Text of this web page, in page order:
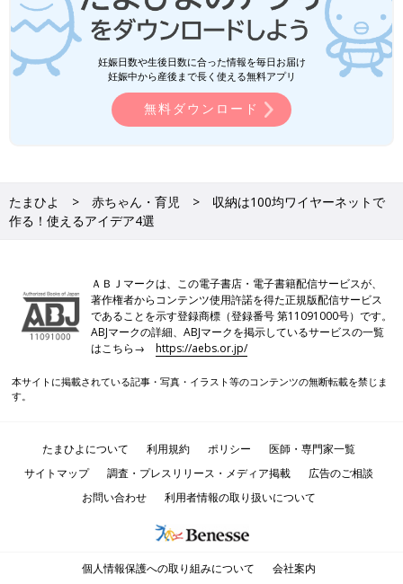
妊娠日数や生後日数に合った情報を毎日お届け
妊娠中から産後まで長く使える無料アプリ
無料ダウンロード
たまひよ 赤ちゃん・育児
収納は100均ワイヤーネットで
作る！使えるアイデア4選
ＡＢＪマークは、この電子書店・電子書籍配信サービスが、
著作権者からコンテンツ使用許諾を得た正規版配信サービス
であることを示す登録商標（登録番号 第11091000号）です。
ABJマークの詳細、ABJマークを掲示しているサービスの一覧
はこちら→https://aebs.or.jp/
本サイトに掲載されている記事・写真・イラスト等のコンテンツの無断転載を禁じま
す。
たまひよについて 利用規約 ポリシー
医師・専門家一覧
サイトマップ
調査・プレスリリース・メディア掲載
広告のご相談
お問い合わせ
利用者情報の取り扱いについて
個人情報保護への取り組みについて 会社案内